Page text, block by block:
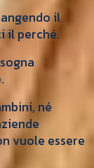
il
il perché.
né
vuole essere